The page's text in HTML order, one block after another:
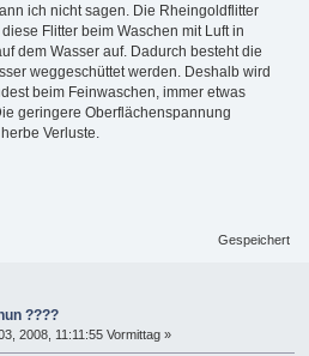
ich nicht sagen. Die Rheingoldflitter
Flitter beim Waschen mit Luft in
dem Wasser auf. Dadurch besteht die
weggeschüttet werden. Deshalb wird
beim Feinwaschen, immer etwas
geringere Oberflächenspannung
Verluste.
Gespeichert
????
2008, 11:11:55 Vormittag »